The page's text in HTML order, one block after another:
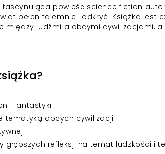
fascynująca powieść science fiction
pełen tajemnic i odkryć. Książka jest
między ludźmi a obcymi cywilizacjami,
i fantastyki
tematyką obcych cywilizacji
głębszych refleksji na temat ludzkości i